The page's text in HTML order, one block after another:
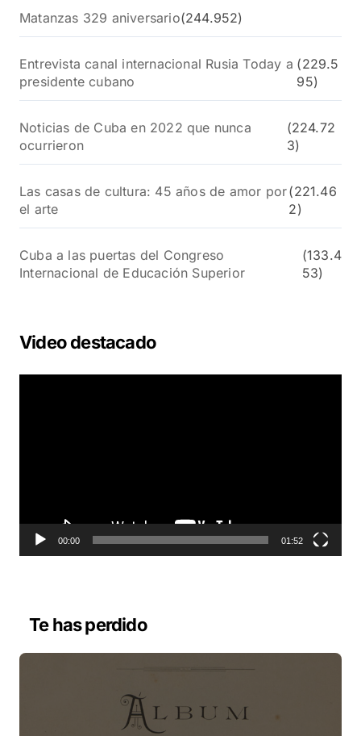
Matanzas 329 aniversario(244.952)
Entrevista canal internacional Rusia Today a
presidente cubano
(229.5
95)
Noticias de Cuba en 2022 que nunca
ocurrieron
(224.72
3)
Las casas de cultura: 45 años de amor por
el arte
(221.46
2)
Cuba a las puertas del Congreso
Internacional de Educación Superior
(133.4
53)
Video destacado
t
r
d
00:00 01:52
Te has perdido